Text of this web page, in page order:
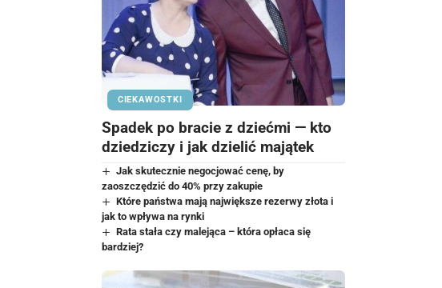
CIEKAWOSTKI
Spadek po bracie z dziećmi — kto
dziedziczy i jak dzielić majątek
Jak skutecznie negocjować cenę, by
zaoszczędzić do 40% przy zakupie
Które państwa mają największe rezerwy złota i
jak to wpływa na rynki
Rata stała czy malejąca – która opłaca się
bardziej?